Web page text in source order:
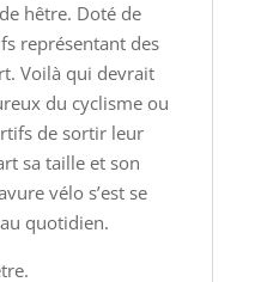
hêtre. Doté de
représentant des
Voilà qui devrait
du cyclisme ou
de sortir leur
sa taille et son
vélo s’est se
quotidien.